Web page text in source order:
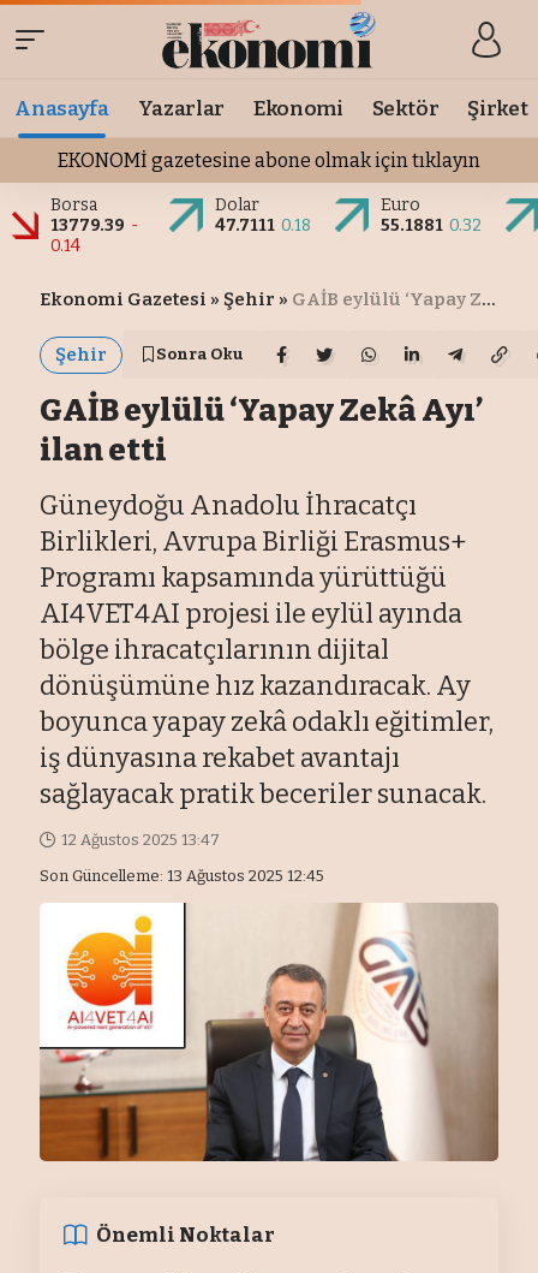
Anasayfa Yazarlar Ekonomi Sektör Şirket
EKONOMİ gazetesine abone olmak için tıklayın
Borsa
13779.39 -
0.14
Dolar
47.7111 0.18
Euro
55.1881 0.32
Ekonomi Gazetesi » Şehir » GAİB eylülü ‘Yapay Zekâ Ayı’ ilan etti
Şehir Sonra Oku
GAİB eylülü ‘Yapay Zekâ Ayı’
ilan etti
Güneydoğu Anadolu İhracatçı
Birlikleri, Avrupa Birliği Erasmus+
Programı kapsamında yürüttüğü
AI4VET4AI projesi ile eylül ayında
bölge ihracatçılarının dijital
dönüşümüne hız kazandıracak. Ay
boyunca yapay zekâ odaklı eğitimler,
iş dünyasına rekabet avantajı
sağlayacak pratik beceriler sunacak.
Son Güncelleme: 13 Ağustos 2025 12:45
12 Ağustos 2025 13:47
Önemli Noktalar